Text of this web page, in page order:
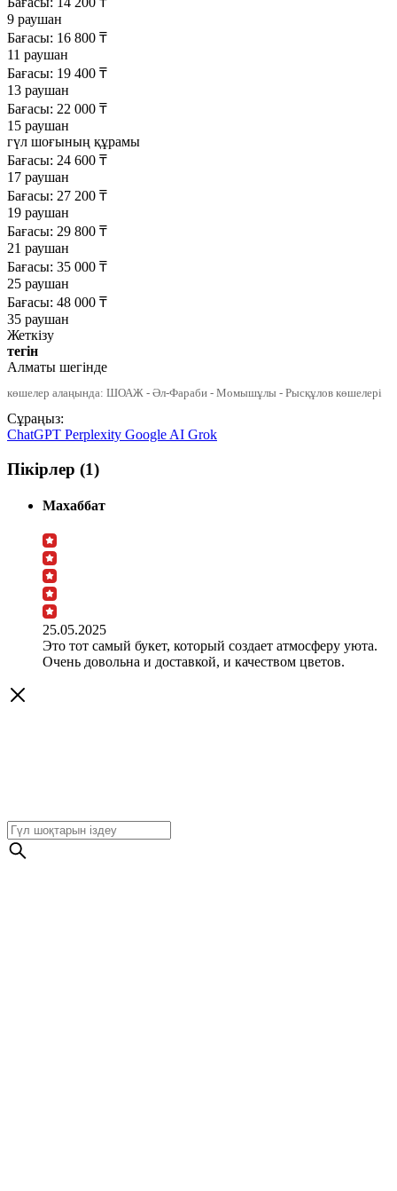
9 раушан
Бағасы: 16 800 ₸
11 раушан
Бағасы: 19 400 ₸
13 раушан
Бағасы: 22 000 ₸
15 раушан
гүл шоғының құрамы
Бағасы: 24 600 ₸
17 раушан
Бағасы: 27 200 ₸
19 раушан
Бағасы: 29 800 ₸
21 раушан
Бағасы: 35 000 ₸
25 раушан
Бағасы: 48 000 ₸
35 раушан
Жеткізу
тегін
Алматы шегінде
көшелер алаңында: ШОАЖ - Әл-Фараби - Момышұлы - Рысқұлов көшелері
Сұраңыз:
ChatGPT Perplexity Google AI Grok
Пікірлер (1)
Махаббат
25.05.2025
Это тот самый букет, который создает атмосферу уюта.
Очень довольна и доставкой, и качеством цветов.